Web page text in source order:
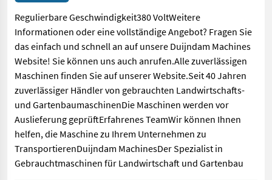
Regulierbare Geschwindigkeit380 VoltWeitere
Informationen oder eine vollständige Angebot? Fragen Sie
das einfach und schnell an auf unsere Duijndam Machines
Website! Sie können uns auch anrufen.Alle zuverlässigen
Maschinen finden Sie auf unserer Website.Seit 40 Jahren
zuverlässiger Händler von gebrauchten Landwirtschafts-
und GartenbaumaschinenDie Maschinen werden vor
Auslieferung geprüftErfahrenes TeamWir können Ihnen
helfen, die Maschine zu Ihrem Unternehmen zu
TransportierenDuijndam MachinesDer Spezialist in
Gebrauchtmaschinen für Landwirtschaft und Gartenbau
Regulierbare Geschwindigkeit380 VoltWeitere Informationen